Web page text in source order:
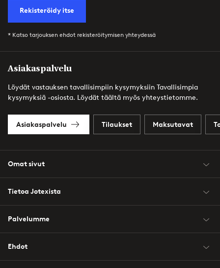
Rekisteröidy itse
* Katso tarjouksen ehdot rekisteröitymisen yhteydessä
Asiakaspalvelu
Löydät vastauksen tavallisimpiin kysymyksiin Tavallisimpia
kysymyksiä -osiosta. Löydät täältä myös yhteystietomme.
Asiakaspalvelu Tilaukset Maksutavat
Omat sivut
Tietoa Jotexista
Palvelumme
Ehdot